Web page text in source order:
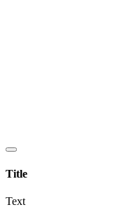
Title
Text